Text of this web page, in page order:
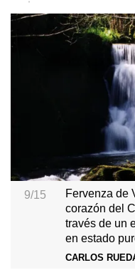
9/15
Fervenza de
corazón del
través de un
en estado
CARLOS